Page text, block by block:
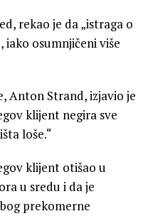
rekao je da „istraga o
iako osumnjičeni više
Anton Strand, izjavio je
klijent negira sve
loše.“
klijent otišao u
u sredu i da je
prekomerne